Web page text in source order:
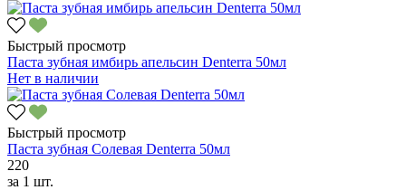
Быстрый просмотр
Паста зубная имбирь апельсин Denterra 50мл
Нет в наличии
Быстрый просмотр
Паста зубная Солевая Denterra 50мл
220
за 1 шт.